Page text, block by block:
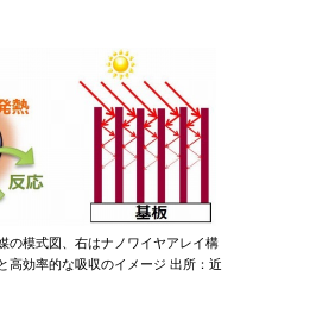
の模式図、右はナノワイヤアレイ構
高効率的な吸収のイメージ 出所：近